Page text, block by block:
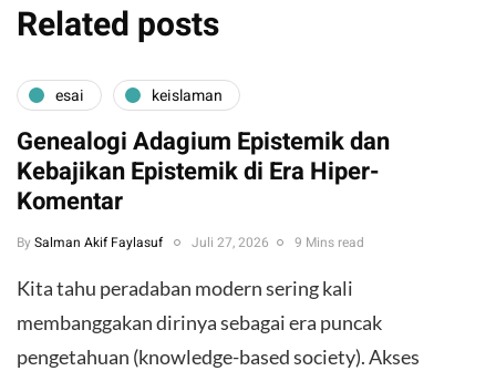
Related posts
esai keislaman
Genealogi Adagium Epistemik dan
Kebajikan Epistemik di Era Hiper-
Komentar
By Salman Akif Faylasuf Juli 27, 2026 9 Mins read
Kita tahu peradaban modern sering kali
membanggakan dirinya sebagai era puncak
pengetahuan (knowledge-based society). Akses